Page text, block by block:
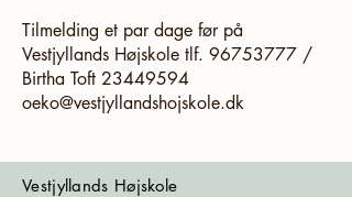
Tilmelding et par dage før på
Vestjyllands Højskole tlf. 96753777 /
Birtha Toft 23449594
oeko@vestjyllandshojskole.dk
Vestjyllands Højskole